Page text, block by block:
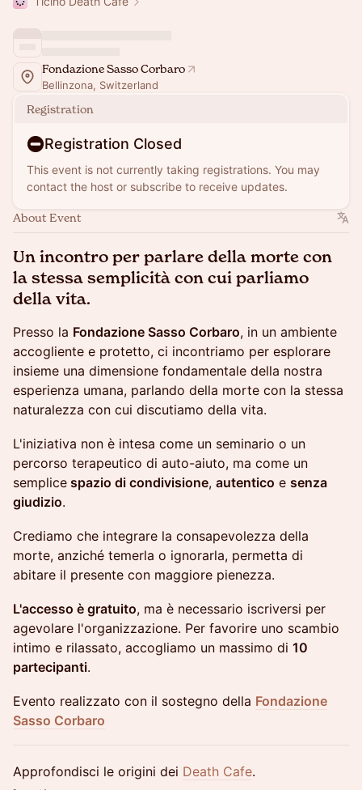
Fondazione Sasso Corbaro
Bellinzona, Switzerland
Registration
Registration Closed
This event is not currently taking registrations. You may
contact the host or subscribe to receive updates.
About Event
Un incontro per parlare della morte con
la stessa semplicità con cui parliamo
della vita.
Presso la Fondazione Sasso Corbaro, in un ambiente
accogliente e protetto, ci incontriamo per esplorare
insieme una dimensione fondamentale della nostra
esperienza umana, parlando della morte con la stessa
naturalezza con cui discutiamo della vita.
L'iniziativa non è intesa come un seminario o un
percorso terapeutico di auto-aiuto, ma come un
semplice spazio di condivisione, autentico e senza
giudizio.
Crediamo che integrare la consapevolezza della
morte, anziché temerla o ignorarla, permetta di
abitare il presente con maggiore pienezza.
L'accesso è gratuito, ma è necessario iscriversi per
agevolare l'organizzazione. Per favorire uno scambio
intimo e rilassato, accogliamo un massimo di 10
partecipanti.
Evento realizzato con il sostegno della Fondazione
Sasso Corbaro
Approfondisci le origini dei Death Cafe.